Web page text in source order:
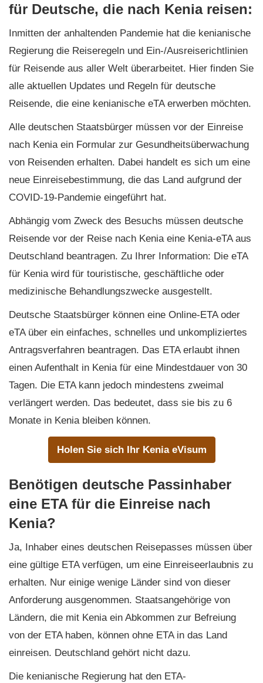
für Deutsche, die nach Kenia reisen:
Inmitten der anhaltenden Pandemie hat die kenianische
Regierung die Reiseregeln und Ein-/Ausreiserichtlinien
für Reisende aus aller Welt überarbeitet. Hier finden Sie
alle aktuellen Updates und Regeln für deutsche
Reisende, die eine kenianische eTA erwerben möchten.
Alle deutschen Staatsbürger müssen vor der Einreise
nach Kenia ein Formular zur Gesundheitsüberwachung
von Reisenden erhalten. Dabei handelt es sich um eine
neue Einreisebestimmung, die das Land aufgrund der
COVID-19-Pandemie eingeführt hat.
Abhängig vom Zweck des Besuchs müssen deutsche
Reisende vor der Reise nach Kenia eine Kenia-eTA aus
Deutschland beantragen. Zu Ihrer Information: Die eTA
für Kenia wird für touristische, geschäftliche oder
medizinische Behandlungszwecke ausgestellt.
Deutsche Staatsbürger können eine Online-ETA oder
eTA über ein einfaches, schnelles und unkompliziertes
Antragsverfahren beantragen. Das ETA erlaubt ihnen
einen Aufenthalt in Kenia für eine Mindestdauer von 30
Tagen. Die ETA kann jedoch mindestens zweimal
verlängert werden. Das bedeutet, dass sie bis zu 6
Monate in Kenia bleiben können.
Holen Sie sich Ihr Kenia eVisum
Benötigen deutsche Passinhaber
eine ETA für die Einreise nach
Kenia?
Ja, Inhaber eines deutschen Reisepasses müssen über
eine gültige ETA verfügen, um eine Einreiseerlaubnis zu
erhalten. Nur einige wenige Länder sind von dieser
Anforderung ausgenommen. Staatsangehörige von
Ländern, die mit Kenia ein Abkommen zur Befreiung
von der ETA haben, können ohne ETA in das Land
einreisen. Deutschland gehört nicht dazu.
Die kenianische Regierung hat den ETA-